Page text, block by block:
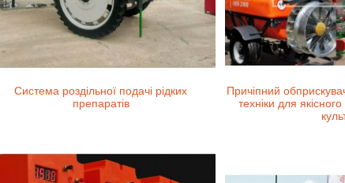
Система роздільної подачі рідких
препаратів
Причіпний
техніки для